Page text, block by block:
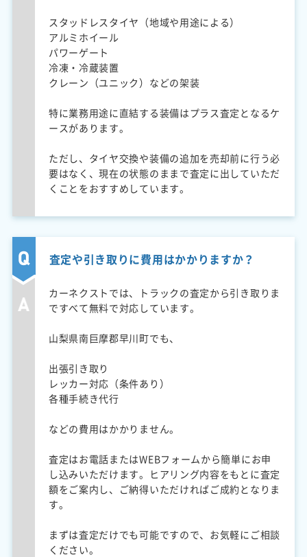
スタッドレスタイヤ（地域や用途による）
アルミホイール
パワーゲート
冷凍・冷蔵装置
クレーン（ユニック）などの架装
特に業務用途に直結する装備はプラス査定となるケ
ースがあります。
ただし、タイヤ交換や装備の追加を売却前に行う必
要はなく、現在の状態のままで査定に出していただ
くことをおすすめしています。
査定や引き取りに費用はかかりますか？
カーネクストでは、トラックの査定から引き取りま
ですべて無料で対応しています。
山梨県南巨摩郡早川町でも、
出張引き取り
レッカー対応（条件あり）
各種手続き代行
などの費用はかかりません。
査定はお電話またはWEBフォームから簡単にお申
し込みいただけます。ヒアリング内容をもとに査定
額をご案内し、ご納得いただければご成約となりま
す。
まずは査定だけでも可能ですので、お気軽にご相談
ください。